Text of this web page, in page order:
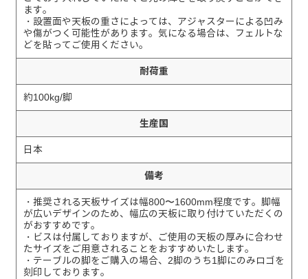
ます。
・設置面や天板の重さによっては、アジャスターによる凹み
や傷がつく可能性があります。気になる場合は、フェルトな
どを貼ってご使用ください。
耐荷重
約100kg/脚
生産国
日本
備考
・推奨される天板サイズは幅800〜1600mm程度です。脚幅
が広いデザインのため、幅広の天板に取り付けていただくの
がおすすめです。
・ビスは付属しておりますが、ご使用の天板の厚みに合わせ
たサイズをご用意されることをおすすめいたします。
・テーブルの脚をご購入の場合、2脚のうち1脚にのみロゴを
刻印しております。